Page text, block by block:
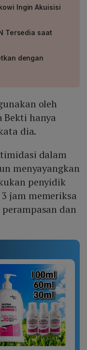
Ingin Akuisisi
Tersedia saat
dengan
oleh
Bekti hanya
dia.
dalam
menyayangkan
penyidik
jam memeriksa
dan